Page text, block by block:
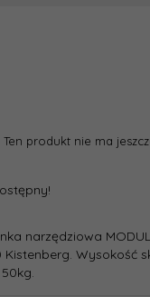
Ten produkt nie ma
narzędziowa
Kistenberg. Wysokość